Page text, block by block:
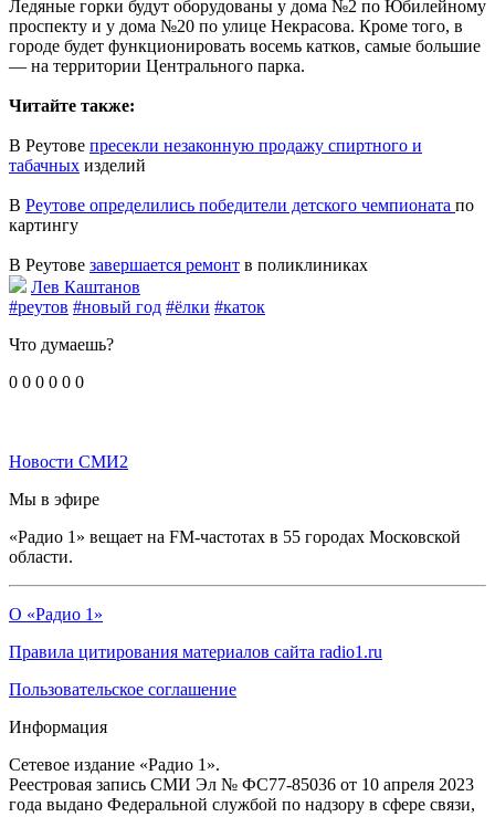
Ледяные горки будут оборудованы у дома №2 по Юбилейному
проспекту и у дома №20 по улице Некрасова. Кроме того, в
городе будет функционировать восемь катков, самые большие
— на территории Центрального парка.
Читайте также:
В Реутове пресекли незаконную продажу спиртного и
табачных изделий
В Реутове определились победители детского чемпионата по
картингу
В Реутове завершается ремонт в поликлиниках
Лев Каштанов
#реутов #новый год #ёлки #каток
Что думаешь?
0 0 0 0 0 0
Новости СМИ2
Мы в эфире
«Радио 1» вещает на FM-частотах в 55 городах Московской
области.
О «Радио 1»
Правила цитирования материалов сайта radio1.ru
Пользовательское соглашение
Информация
Сетевое издание «Радио 1».
Реестровая запись СМИ Эл № ФС77-85036 от 10 апреля 2023
года выдано Федеральной службой по надзору в сфере связи,